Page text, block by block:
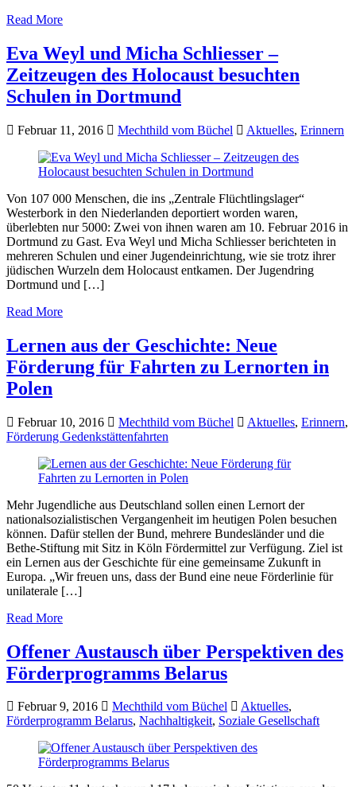
Read More
Eva Weyl und Micha Schliesser –
Zeitzeugen des Holocaust besuchten
Schulen in Dortmund
Februar 11, 2016 Mechthild vom Büchel Aktuelles, Erinnern
Von 107 000 Menschen, die ins „Zentrale Flüchtlingslager“
Westerbork in den Niederlanden deportiert worden waren,
überlebten nur 5000: Zwei von ihnen waren am 10. Februar 2016 in
Dortmund zu Gast. Eva Weyl und Micha Schliesser berichteten in
mehreren Schulen und einer Jugendeinrichtung, wie sie trotz ihrer
jüdischen Wurzeln dem Holocaust entkamen. Der Jugendring
Dortmund und […]
Read More
Lernen aus der Geschichte: Neue
Förderung für Fahrten zu Lernorten in
Polen
Februar 10, 2016 Mechthild vom Büchel Aktuelles, Erinnern,
Förderung Gedenkstättenfahrten
Mehr Jugendliche aus Deutschland sollen einen Lernort der
nationalsozialistischen Vergangenheit im heutigen Polen besuchen
können. Dafür stellen der Bund, mehrere Bundesländer und die
Bethe-Stiftung mit Sitz in Köln Fördermittel zur Verfügung. Ziel ist
ein Lernen aus der Geschichte für eine gemeinsame Zukunft in
Europa. „Wir freuen uns, dass der Bund eine neue Förderlinie für
unilaterale […]
Read More
Offener Austausch über Perspektiven des
Förderprogramms Belarus
Februar 9, 2016 Mechthild vom Büchel Aktuelles,
Förderprogramm Belarus, Nachhaltigkeit, Soziale Gesellschaft